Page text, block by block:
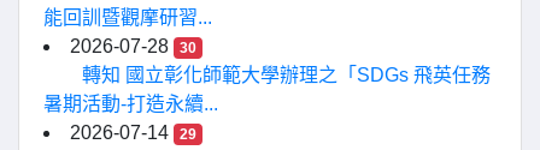
能回訓暨觀摩研習...
2026-07-28
30
轉知 國立彰化師範大學辦理之「SDGs 飛英任務
暑期活動-打造永續...
2026-07-14
29